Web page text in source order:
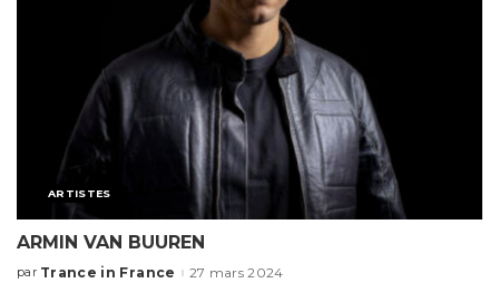
ARTISTES
ARMIN VAN BUUREN
par Trance in France 27 mars 2024